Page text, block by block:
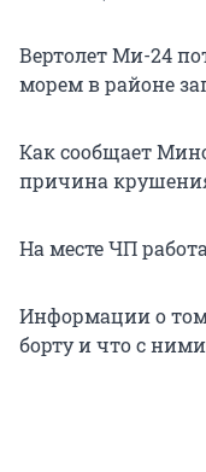
Вертолет Ми-24
морем в районе
Как сообщает
причина
На месте ЧП
Информации о
борту и что с